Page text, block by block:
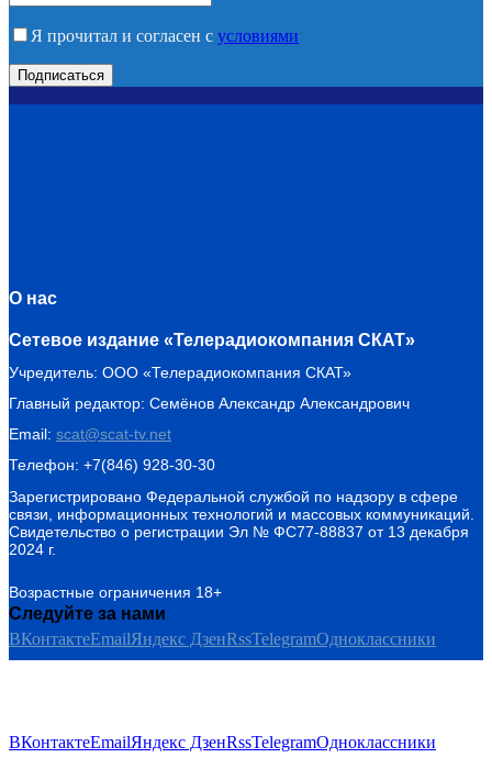
Я прочитал и согласен с условиями
О нас
Сетевое издание «Телерадиокомпания СКАТ»
Учредитель: ООО «Телерадиокомпания СКАТ»
Главный редактор: Семёнов Александр Александрович
Email: scat@scat-tv.net
Телефон: +7(846) 928-30-30
Зарегистрировано Федеральной службой по надзору в сфере
связи, информационных технологий и массовых коммуникаций.
Свидетельство о регистрации Эл № ФС77-88837 от 13 декабря
2024 г.
Возрастные ограничения 18+
Следуйте за нами
ВКонтактеEmailЯндекс ДзенRssTelegramОдноклассники
ВКонтактеEmailЯндекс ДзенRssTelegramОдноклассники